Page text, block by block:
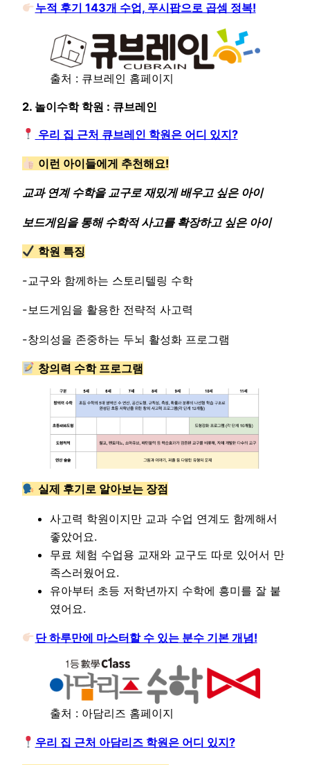
누적 후기 143개 수업, 푸시팝으로 곱셈 정복!
출처 : 큐브레인 홈페이지
2. 놀이수학 학원 : 큐브레인
우리 집 근처 큐브레인 학원은 어디 있지?
이런 아이들에게 추천해요!
교과 연계 수학을 교구로 재밌게 배우고 싶은 아이
보드게임을 통해 수학적 사고를 확장하고 싶은 아이
학원 특징
-교구와 함께하는 스토리텔링 수학
-보드게임을 활용한 전략적 사고력
-창의성을 존중하는 두뇌 활성화 프로그램
창의력 수학 프로그램
실제 후기로 알아보는 장점
사고력 학원이지만 교과 수업 연계도 함께해서
좋았어요.
무료 체험 수업용 교재와 교구도 따로 있어서 만
족스러웠어요.
유아부터 초등 저학년까지 수학에 흥미를 잘 붙
였어요.
단 하루만에 마스터할 수 있는 분수 기본 개념!
출처 : 아담리즈 홈페이지
우리 집 근처 아담리즈 학원은 어디 있지?